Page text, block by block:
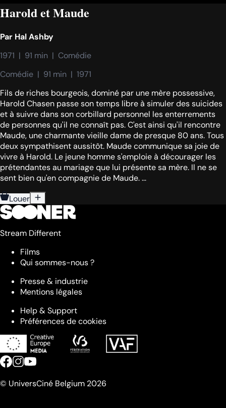
Harold et Maude
Par Hal Ashby
1971  |  91 min  |  Comédie
Comédie  |  91 min  |  1971
Fils de riches bourgeois, dominé par une mère possessive,
Harold Chasen passe son temps libre à simuler des suicides
et à suivre dans son corbillard personnel les enterrements
de personnes qu'il ne connaît pas. C'est ainsi qu'il rencontre
Maude, une charmante vieille dame de presque 80 ans. Tous
deux sympathisent aussitôt. Maude communique sa joie de
vivre à Harold. Le jeune homme s'emploie à décourager les
prétendantes au mariage que lui présente sa mère. Il ne se
sent bien qu'en compagnie de Maude. ...
Louer
Stream Different
Films
Qui sommes-nous ?
Presse & industrie
Mentions légales
Help & Support
Préférences de cookies
© UniversCiné Belgium 2026